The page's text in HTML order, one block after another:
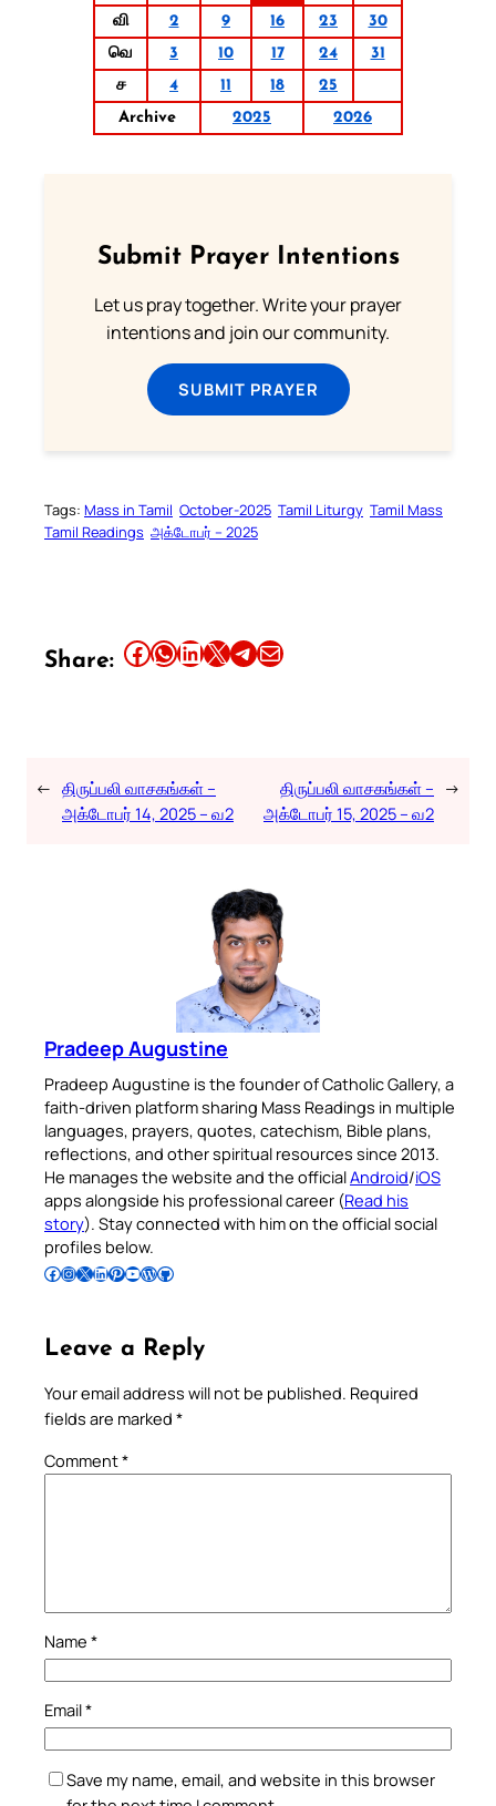
வி
2 9 16 23
30
வெ
3 10 17 24
31
ச
4 11 18
25
Archive
2025 2026
Submit Prayer Intentions
Let us pray together. Write your prayer
intentions and join our community.
SUBMIT PRAYER
Tags: Mass in Tamil October-2025 Tamil Liturgy Tamil Mass
Tamil Readings அக்டோபர் – 2025
Share: Share this article on Facebook Share this article on WhatsApp Share this article on LinkedIn Share this article on X Share this article on TelegramEmail this Article
← திருப்பலி வாசகங்கள் –
அக்டோபர் 14, 2025 – வ2
திருப்பலி வாசகங்கள் –
அக்டோபர் 15, 2025 – வ2
→
Pradeep Augustine
Pradeep Augustine is the founder of Catholic Gallery, a
faith-driven platform sharing Mass Readings in multiple
languages, prayers, quotes, catechism, Bible plans,
reflections, and other spiritual resources since 2013.
He manages the website and the officialAndroid/iOS
apps alongside his professional career (Read his
story). Stay connected with him on the official social
profiles below.
Follow Pradeep on Facebook Follow Pradeep on InstagramFollow Pradeep on X Follow Pradeep on LinkedIn Follow Pradeep on Pinterest Subscribe to Pradeep’s Youtube Channel Follow Pradeep on WordPress Follow Pradeep on GitHub
Leave a Reply
Your email address will not be published. Required
fields are marked *
Comment*
Name *
Email*
Save my name, email, and website in this browser